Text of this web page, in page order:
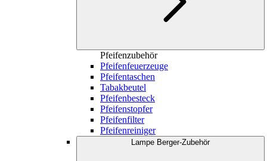
Pfeifenzubehör
Pfeifenfeuerzeuge
Pfeifentaschen
Tabakbeutel
Pfeifenbesteck
Pfeifenstopfer
Pfeifenfilter
Pfeifenreiniger
Lampe Berger-Zubehör